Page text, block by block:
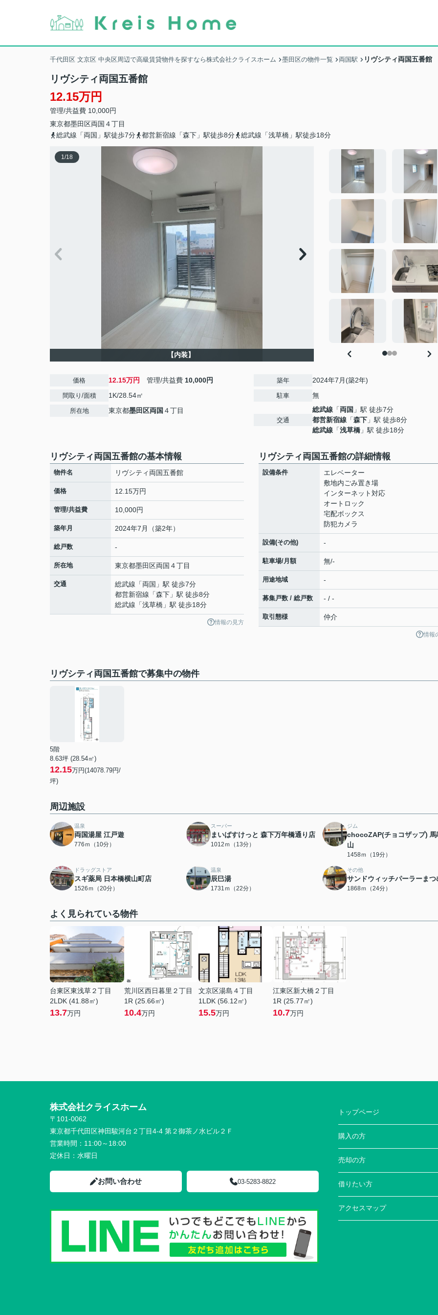
千代田区 文京区 中央区周辺で高級賃貸物件を探すなら株式会社クライスホーム 墨田区の物件一覧 両国駅 リヴシティ両国五番館
リヴシティ両国五番館
12.15万円
管理/共益費 10,000円
東京都墨田区両国 ４丁目
総武線「両国」駅徒歩7分
都営新宿線「森下」駅徒歩8分 総武線「浅草橋」駅徒歩18分
1/18
【内装】
価格 12.15万円 管理/共益費 10,000円
間取り/面積 1K/28.54㎡
所在地 東京都墨田区両国 ４丁目
築年 2024年7月(築2年)
駐車 無
交通
総武線 「両国 」駅 徒歩7分
都営新宿線 「森下 」駅 徒歩8分
総武線 「浅草橋 」駅 徒歩18分
リヴシティ両国五番館の基本情報
物件名 リヴシティ両国五番館
価格 12.15万円
管理/共益費 10,000円
築年月 2024年7月（築2年）
総戸数 -
所在地 東京都墨田区両国 ４丁目
交通 総武線 「両国 」駅 徒歩7分
都営新宿線 「森下 」駅 徒歩8分
総武線 「浅草橋 」駅 徒歩18分
情報の見方
リヴシティ両国五番館の詳細情報
設備条件
エレベーター
敷地内ごみ置き場
インターネット対応
オートロック
宅配ボックス
防犯カメラ
設備(その他) -
駐車場/月額 無/-
用途地域 -
募集戸数 / 総戸数 - / -
取引態様 仲介
情報
リヴシティ両国五番館で募集中の物件
5階
8.63坪 (28.54㎡)
12.15万円(14078.79円/
坪)
周辺施設
温泉
両国湯屋 江戸遊
776ｍ（10分）
スーパー
まいばすけっと 森下万年橋通り店
1012ｍ（13分）
ジム
chocoZAP(チョコザップ) 馬
山
1458ｍ（19分）
ドラッグストア
スギ薬局 日本橋横山町店
1526ｍ（20分）
温泉
辰巳湯
1731ｍ（22分）
その他
サンドウィッチパーラーまつ
1868ｍ（24分）
よく見られている物件
台東区東浅草２丁目
2LDK (41.88㎡)
13.7万円
荒川区西日暮里２丁目
1R (25.66㎡)
10.4万円
文京区湯島４丁目
1LDK (56.12㎡)
15.5万円
江東区新大橋２丁目
1R (25.77㎡)
10.7万円
株式会社クライスホーム
〒101-0062
東京都千代田区神田駿河台２丁目4-4 第２御茶ノ水ビル２Ｆ
営業時間： 11:00～18:00
定休日： 水曜日
お問い合わせ 03-5283-8822
トップページ
購入の方
売却の方
借りたい方
アクセスマップ